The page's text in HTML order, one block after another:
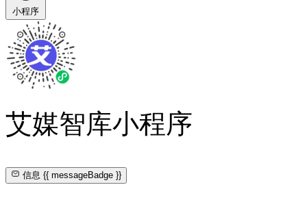
小程序
艾媒智库小程序
信息{{ messageBadge }}